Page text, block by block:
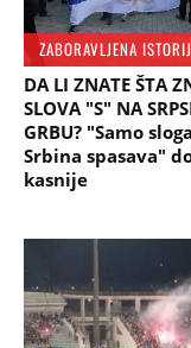
ZABORAVLJENA
DA LI ZNATE ŠTA
SLOVA "S" NA
GRBU? "Samo sloga
Srbina spasava"
kasnije